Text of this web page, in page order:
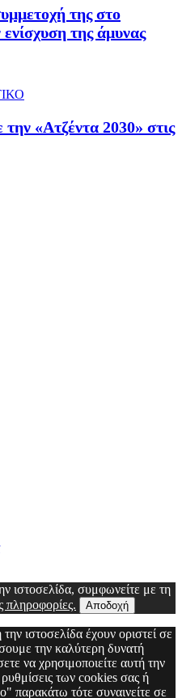
της στο
της άμυνας
«Ατζέντα 2030» στις
ιστοσελίδα, συμφωνείτε με τη
πληροφορίες. Αποδοχή
ιστοσελίδα έχουν οριστεί σε
την καλύτερη δυνατή
να χρησιμοποιείτε αυτή την
ρυθμίσεις των cookies σας ή
παρακάτω τότε συναινείτε σε